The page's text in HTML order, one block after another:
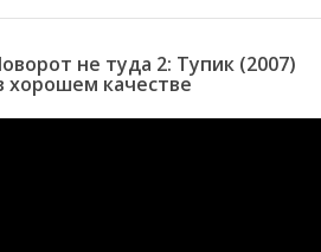
не туда 2: Тупик (2007)
хорошем качестве